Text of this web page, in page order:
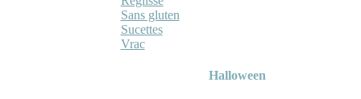
Sans gluten
Sucettes
Vrac
Halloween